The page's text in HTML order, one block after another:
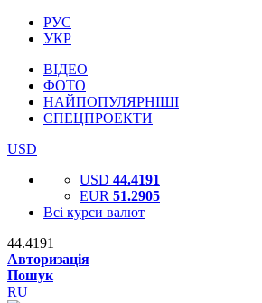
РУС
УКР
ВІДЕО
ФОТО
НАЙПОПУЛЯРНІШІ
СПЕЦПРОЕКТИ
USD
USD 44.4191
EUR 51.2905
Всі курси валют
44.4191
Авторизація
Пошук
RU